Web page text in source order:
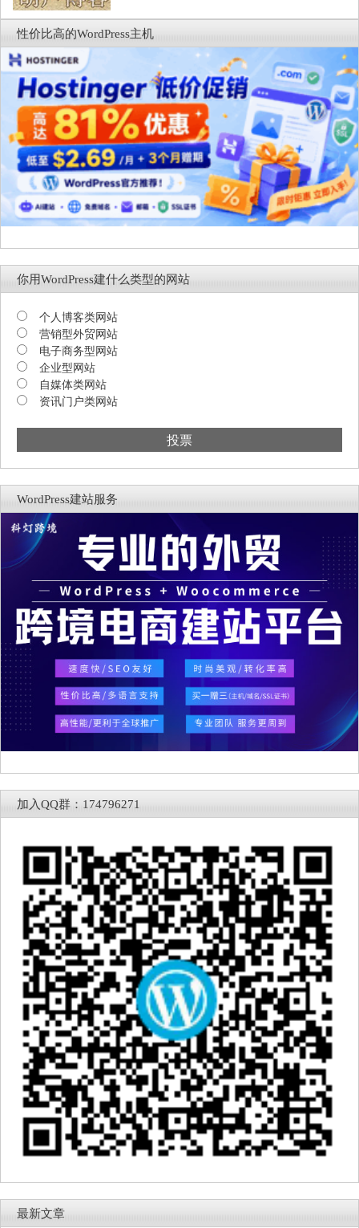
性价比高的WordPress主机
你用WordPress建什么类型的网站
个人博客类网站
营销型外贸网站
电子商务型网站
企业型网站
自媒体类网站
资讯门户类网站
投票
WordPress建站服务
加入QQ群：174796271
最新文章